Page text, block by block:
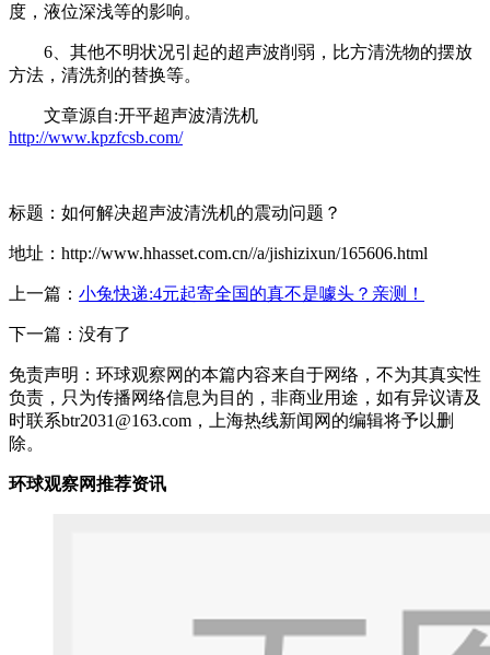
度，液位深浅等的影响。
6、其他不明状况引起的超声波削弱，比方清洗物的摆放
方法，清洗剂的替换等。
文章源自:开平超声波清洗机
http://www.kpzfcsb.com/
标题：如何解决超声波清洗机的震动问题？
地址：http://www.hhasset.com.cn//a/jishizixun/165606.html
上一篇： 小兔快递:4元起寄全国的真不是噱头？亲测！
下一篇：没有了
免责声明：环球观察网的本篇内容来自于网络，不为其真实性
负责，只为传播网络信息为目的，非商业用途，如有异议请及
时联系btr2031@163.com，上海热线新闻网的编辑将予以删
除。
环球观察网推荐资讯